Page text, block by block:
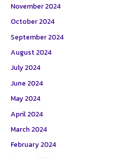
November 2024
October 2024
September 2024
August 2024
July 2024
June 2024
May 2024
April 2024
March 2024
February 2024